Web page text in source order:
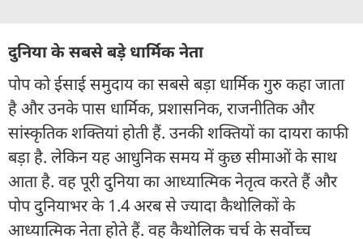
दुनिया के सबसे बड़े धार्मिक नेता
पोप को ईसाई समुदाय का सबसे बड़ा धार्मिक गुरु कहा जाता
है और उनके पास धार्मिक, प्रशासनिक, राजनीतिक और
सांस्कृतिक शक्तियां होती हैं. उनकी शक्तियों का दायरा काफी
बड़ा है. लेकिन यह आधुनिक समय में कुछ सीमाओं के साथ
आता है. वह पूरी दुनिया का आध्यात्मिक नेतृत्व करते हैं और
पोप दुनियाभर के 1.4 अरब से ज्यादा कैथोलिकों के
आध्यात्मिक नेता होते हैं. वह कैथोलिक चर्च के सर्वोच्च